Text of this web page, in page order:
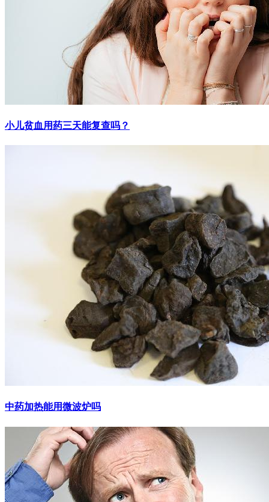
小儿贫血用药三天能复查吗？
中药加热能用微波炉吗